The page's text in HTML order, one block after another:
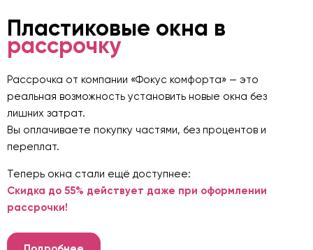
Пластиковые окна в
рассрочку
Рассрочка от компании «Фокус комфорта» — это
реальная возможность установить новые окна без
лишних затрат.
Вы оплачиваете покупку частями, без процентов и
переплат.
Теперь окна стали ещё доступнее:
Скидка до 55% действует даже при оформлении
рассрочки!